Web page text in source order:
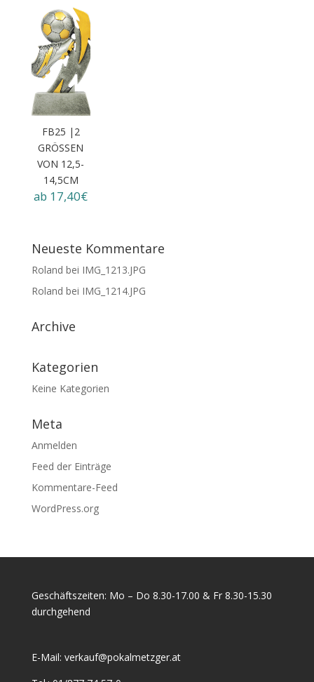
FB25 |2
GRÖSSEN V
ON 12,5-1
4,5CM
ab 17,40€
Neueste Kommentare
Roland bei IMG_1213.JPG
Roland bei IMG_1214.JPG
Archive
Kategorien
Keine Kategorien
Meta
Anmelden
Feed der Einträge
Kommentare-Feed
WordPress.org
Geschäftszeiten: Mo – Do 8.30-17.00 & Fr 8.30-15.30
durchgehend
E-Mail: verkauf@pokalmetzger.at